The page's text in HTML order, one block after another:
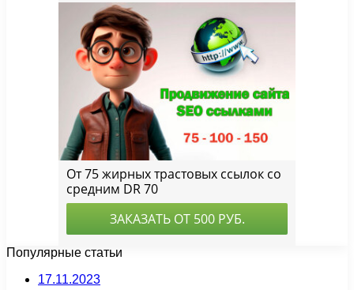
Популярные статьи
17.11.2023